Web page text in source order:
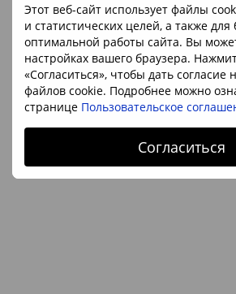
Этот веб-сайт использует файлы
и статистических целей, а также для
оптимальной работы сайта. Вы
настройках вашего браузера.
«Согласиться», чтобы дать согласие
файлов cookie. Подробнее можно
странице Пользовательское
Согласиться